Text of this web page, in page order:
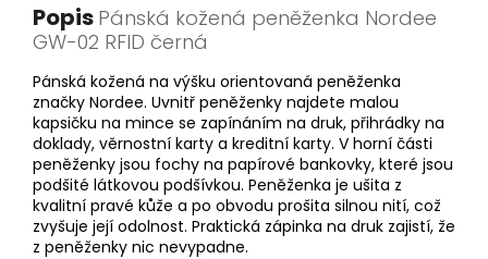
Popis Pánská kožená peněženka Nordee
GW-02 RFID černá
Pánská kožená na výšku orientovaná peněženka
značky Nordee. Uvnitř peněženky najdete malou
kapsičku na mince se zapínáním na druk, přihrádky na
doklady, věrnostní karty a kreditní karty. V horní části
peněženky jsou fochy na papírové bankovky, které jsou
podšité látkovou podšívkou. Peněženka je ušita z
kvalitní pravé kůže a po obvodu prošita silnou nití, což
zvyšuje její odolnost. Praktická zápinka na druk zajistí, že
z peněženky nic nevypadne.